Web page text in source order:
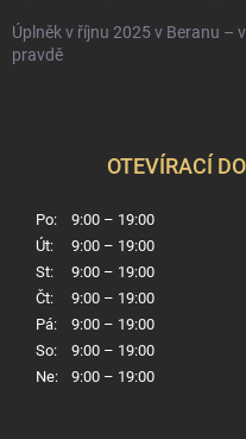
Úplněk v říjnu 2025 v Beranu –
pravdě
OTEVÍRACÍ
Po:
9:00 – 19:00
Út:
9:00 – 19:00
St:
9:00 – 19:00
Čt:
9:00 – 19:00
Pá:
9:00 – 19:00
So:
9:00 – 19:00
Ne:
9:00 – 19:00